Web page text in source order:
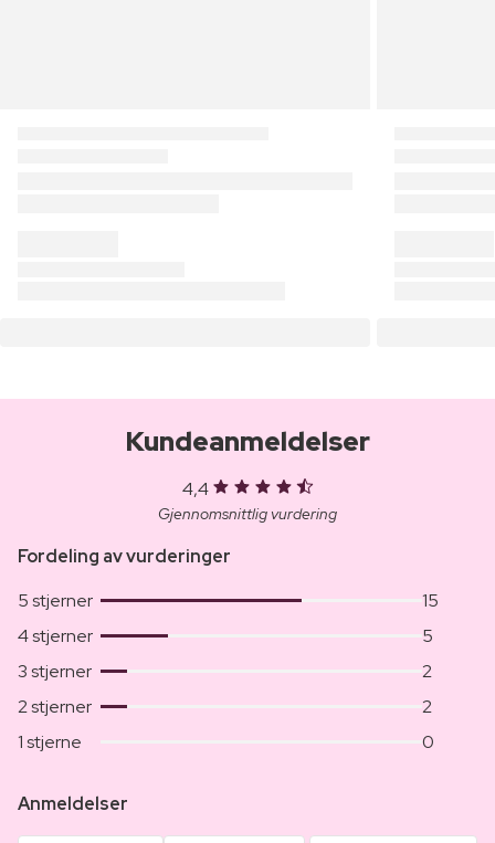
Kundeanmeldelser
4,4
Gjennomsnittlig vurdering
Fordeling av vurderinger
5 stjerner
15
4 stjerner
5
3 stjerner
2
2 stjerner
2
1 stjerne
0
Anmeldelser